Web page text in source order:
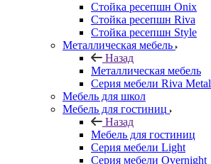
Стойка ресепшн Onix
Стойка ресепшн Riva
Стойка ресепшн Style
Металлическая мебель
Назад
Металлическая мебель
Серия мебели Riva Metal
Мебель для школ
Мебель для гостиниц
Назад
Мебель для гостиниц
Серия мебели Light
Серия мебели Overnight